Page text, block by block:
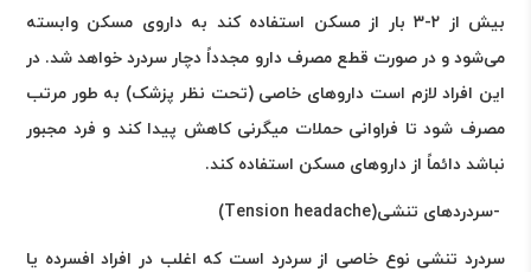
بیش از ۲-۳ بار از مسکن استفاده کند به داروی مسکن وابسته
می‌شود و در صورت قطع مصرف دارو مجدداً دچار سردرد خواهد شد. در
این افراد لازم است داروهای خاصی (تحت نظر پزشک) به طور مرتب
مصرف شود تا فراوانی حملات میگرنی کاهش پیدا کند و فرد مجبور
نباشد دائماً از داروهای مسکن استفاده کند.
-سردردهای تنشی(Tension headache)
سردرد تنشی نوع خاصی از سردرد است که اغلب در افراد افسرده یا